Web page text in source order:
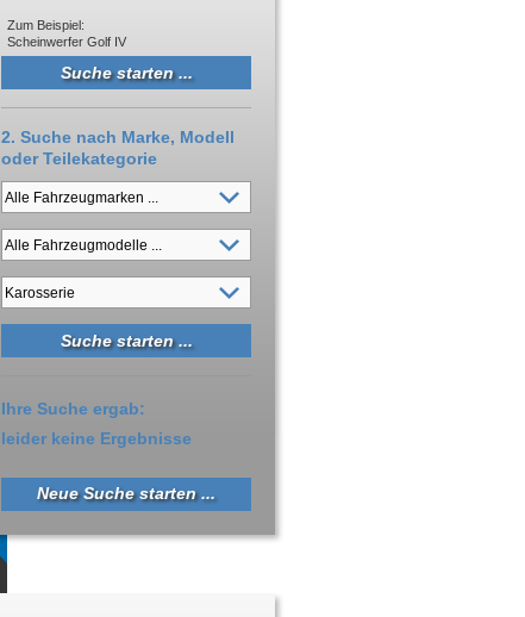
Zum Beispiel:
Scheinwerfer Golf IV
2. Suche nach Marke, Modell
oder Teilekategorie
Ihre Suche ergab:
leider keine Ergebnisse
Neue Suche starten ...